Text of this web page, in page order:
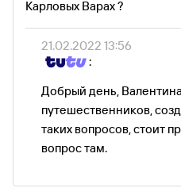
Карловых Варах ?
21.02.2022 13:56
:
Добрый день,
путешественников,
таких вопросов, стоит
вопрос там.